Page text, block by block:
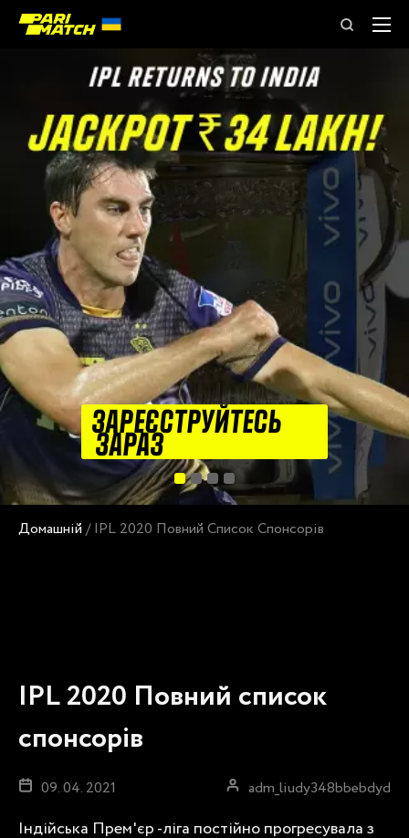
ЗАРЕЄСТРУЙТЕСЬ
ЗАРАЗ
Домашній /IPL 2020 Повний Список Спонсорів
IPL 2020 Повний список
спонсорів
09. 04. 2021 adm_liudy348bbebdyd
Індійська Прем'єр -ліга постійно прогресувала з